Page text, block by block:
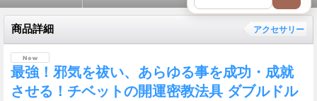
商品詳細 アクセサリー
最強！邪気を祓い、あらゆる事を成功・成就
させる！チベットの開運密教法具 ダブルドル